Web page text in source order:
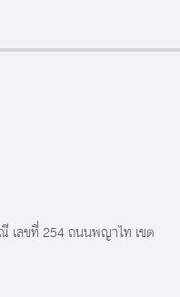
เลขที่ 254 ถนนพญาไท เขต